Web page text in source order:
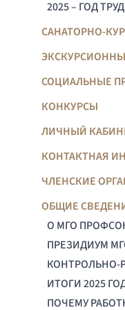
2025 – ГОД
САНАТОРНО-
СОЦИАЛЬНЫЕ
КОНКУРСЫ
ЛИЧНЫЙ
КОНТАКТНАЯ
ЧЛЕНСКИЕ
ОБЩИЕ
О МГО
ПРЕЗИДИУМ
КОНТРОЛЬНО-
ИТОГИ 2025
ПОЧЕМУ